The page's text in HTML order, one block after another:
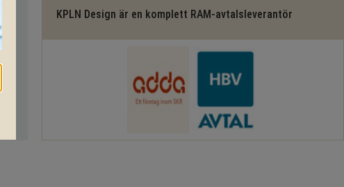
KPLN Design är en komplett RAM-avtalsleverantör